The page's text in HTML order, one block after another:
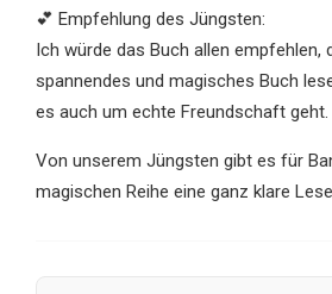
💕 Empfehlung des Jüngsten:
Ich würde das Buch allen empfehlen,
spannendes und magisches Buch
es auch um echte Freundschaft geht.
Von unserem Jüngsten gibt es für
magischen Reihe eine ganz klare